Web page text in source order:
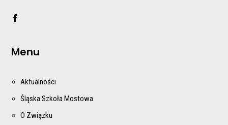
Menu
Aktualności
Śląska Szkoła Mostowa
O Związku